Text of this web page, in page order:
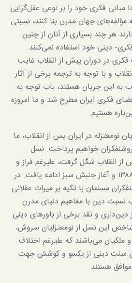
مبانی فکری خود را بر نوعی عقل‌گرایی
جهان مدرن بنا کنند، نسبتی
هر چند بسیاری از آنان از چنین
دینی خود استفاده نمی‌کنند.
فکری در دوران پیش از انقلاب غایب
و با توجه به ترجمه برخی از آثار
به این جریان هستند، باب توجه به
فکری ایران مطرح شد و ما امروزه
هستیم.
نومعتزله در ایران پس از انقلاب، ما
خواهیم پرداخت. نسل
انقلاب شگل گرفت، علیرغم فراز و
نشیب‌های بسیار تا سال ۱۳۸۸ و آغاز جنبش سبز ادامه یافت. در
مسلمان با تکیه بر میراث عقلانی
نسبت دین با مفاهیم دنیای مدرن
دین‌داری و نقد برخی از باورهای دینی
این نسل از نومعتزلیان سروش،
ملکیان می‌باشند که علیرغم اختلاف
سنت دینی از یکسو و کوشش جهت
هستند.